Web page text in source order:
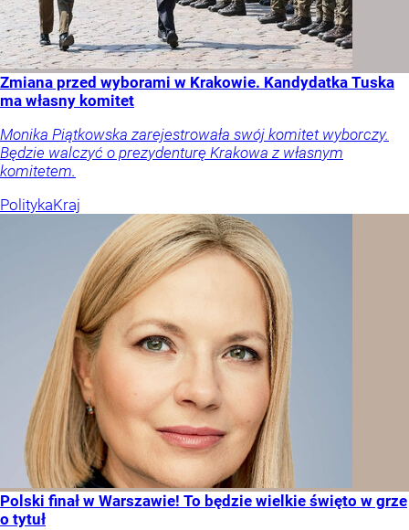
Zmiana przed wyborami w Krakowie. Kandydatka Tuska
ma własny komitet
Monika Piątkowska zarejestrowała swój komitet wyborczy.
Będzie walczyć o prezydenturę Krakowa z własnym
komitetem.
PolitykaKraj
Polski finał w Warszawie! To będzie wielkie święto w grze
o tytuł